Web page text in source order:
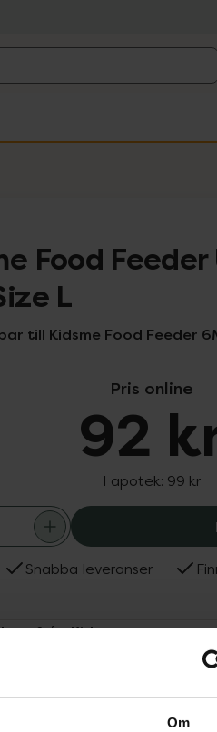
Om
Food
L
till Kidsme Food Feeder
Pris online
92
I apotek: 99 kr
Snabba leveranser
från Kidsme